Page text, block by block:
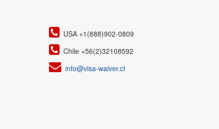
USA +1(888)902-0809
Chile +56(2)32108592
info@visa-waiver.cl